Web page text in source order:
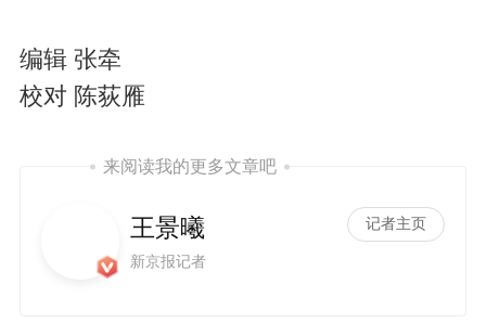
编辑 张牵
校对 陈荻雁
来阅读我的更多文章吧
王景曦
新京报记者
记者主页